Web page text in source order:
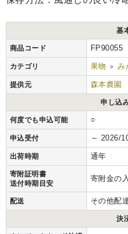
基
商品コード FP90055
カテゴリ 果物 > み
提供元 森本農園
申し込
何度でも申込可能 ○
申込受付 ～ 2026/
出荷時期 通年
寄附証明書
送付時期目安
寄附金の
配送 その他配
決